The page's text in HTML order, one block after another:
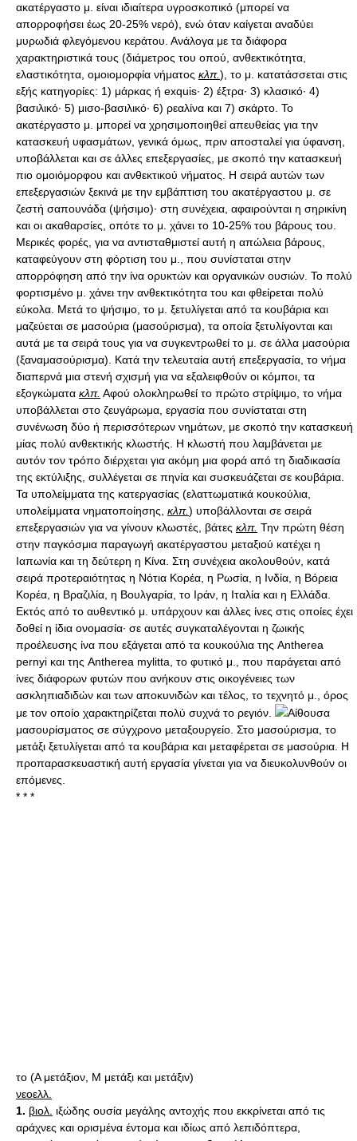
ακατέργαστο μ. είναι ιδιαίτερα υγροσκοπικό (μπορεί vα
απορροφήσει έως 20-25% νερό), ενώ όταν καίγεται αναδύει
μυρωδιά φλεγόμενου κεράτου. Ανάλογα με τα διάφορα
χαρακτηριστικά τους (διάμετρος του οπού, ανθεκτικότητα,
ελαστικότητα, ομοιομορφία νήματος κλπ.), το μ. κατατάσσεται στις
εξής κατηγορίες: 1) μάρκας ή exquis· 2) έξτρα· 3) κλασικό· 4)
βασιλικό· 5) μισο-βασιλικό· 6) ρεαλίνα και 7) σκάρτο. Το
ακατέργαστο μ. μπορεί να χρησιμοποιηθεί απευθείας για την
κατασκευή υφασμάτων, γενικά όμως, πριν αποσταλεί για ύφανση,
υποβάλλεται και σε άλλες επεξεργασίες, με σκοπό την κατασκευή
πιο ομοιόμορφου και ανθεκτικού νήματος. Η σειρά αυτών των
επεξεργασιών ξεκινά με την εμβάπτιση του ακατέργαστου μ. σε
ζεστή σαπουνάδα (ψήσιμο)· στη συνέχεια, αφαιρούνται η σηρικίνη
και οι ακαθαρσίες, οπότε το μ. χάνει το 10-25% του βάρους του.
Μερικές φορές, για να αντισταθμιστεί αυτή η απώλεια βάρους,
καταφεύγουν στη φόρτιση του μ., που συνίσταται στην
απορρόφηση από την ίνα ορυκτών και οργανικών ουσιών. Το πολύ
φορτισμένο μ. χάνει την ανθεκτικότητα του και φθείρεται πολύ
εύκολα. Μετά το ψήσιμο, το μ. ξετυλίγεται από τα κουβάρια και
μαζεύεται σε μασούρια (μασούρισμα), τα οποία ξετυλίγονται και
αυτά με τα σειρά τους για να συγκεντρωθεί το μ. σε άλλα μασούρια
(ξαναμασούρισμα). Κατά την τελευταία αυτή επεξεργασία, το νήμα
διαπερνά μια στενή σχισμή για να εξαλειφθούν οι κόμποι, τα
εξογκώματα κλπ. Αφού ολοκληρωθεί το πρώτο στρίψιμο, το νήμα
υποβάλλεται στο ζευγάρωμα, εργασία που συνίσταται στη
συνένωση δύο ή περισσότερων νημάτων, με σκοπό την κατασκευή
μίας πολύ ανθεκτικής κλωστής. Η κλωστή που λαμβάνεται με
αυτόν τον τρόπο διέρχεται για ακόμη μια φορά από τη διαδικασία
της εκτύλιξης, συλλέγεται σε πηνία και συσκευάζεται σε κουβάρια.
Τα υπολείμματα της κατεργασίας (ελαττωματικά κουκούλια,
υπολείμματα νηματοποίησης, κλπ.) υποβάλλονται σε σειρά
επεξεργασιών για να γίνουν κλωστές, βάτες κλπ. Την πρώτη θέση
στην παγκόσμια παραγωγή ακατέργαστου μεταξιού κατέχει η
Ιαπωνία και τη δεύτερη η Κίνα. Στη συνέχεια ακολουθούν, κατά
σειρά προτεραιότητας η Νότια Κορέα, η Ρωσία, η Ινδία, η Βόρεια
Κορέα, η Βραζιλία, η Βουλγαρία, το Ιράν, η Ιταλία και η Ελλάδα.
Εκτός από το αυθεντικό μ. υπάρχουν και άλλες ίνες στις οποίες έχει
δοθεί η ίδια ονομασία· σε αυτές συγκαταλέγονται η ζωικής
προέλευσης ίνα που εξάγεται από τα κουκούλια της Antherea
pernyi και της Antherea mylitta, το φυτικό μ., που παράγεται από
ίνες διάφορων φυτών που ανήκουν στις οικογένειες των
ασκληπιαδιδών και των αποκυνιδών και τέλος, το τεχνητό μ., όρος
με τον οποίο χαρακτηρίζεται πολύ συχνά το ρεγιόν.
Αίθουσα
μασουρίσματος σε σύγχρονο μεταξουργείο. Στο μασούρισμα, το
μετάξι ξετυλίγεται από τα κουβάρια και μεταφέρεται σε μασούρια. Η
προπαρασκευαστική αυτή εργασία γίνεται για να διευκολυνθούν οι
επόμενες.
* * *
το (Α μετάξιον, Μ μετάξι και μετάξιν)
νεοελλ.
1. βιολ. ιξώδης ουσία μεγάλης αντοχής που εκκρίνεται από τις
αράχνες και ορισμένα έντομα και ιδίως από λεπιδόπτερα,